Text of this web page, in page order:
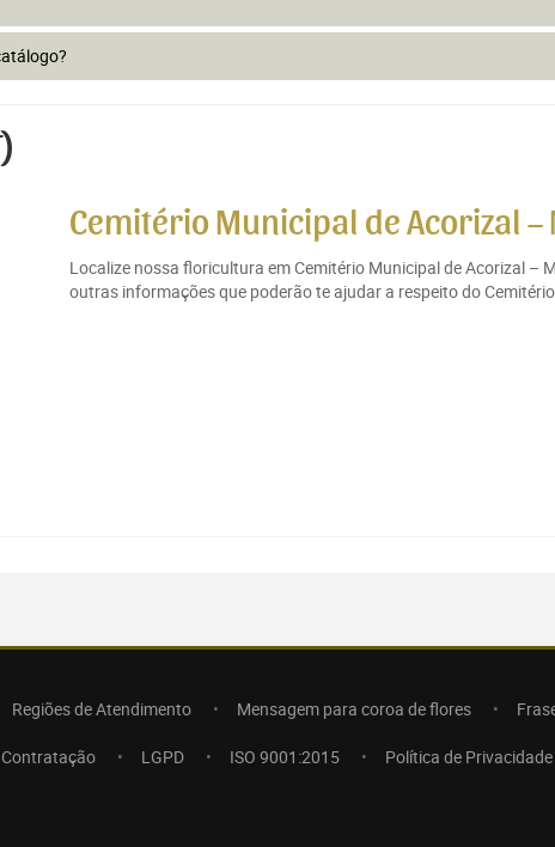
Cemitério Municipal de Acorizal –
Localize nossa floricultura em Cemitério Municipal de Acorizal –
outras informações que poderão te ajudar a respeito do
Regiões de Atendimento Mensagem para coroa de flores
LGPD ISO 9001:2015 Política de Privacidade